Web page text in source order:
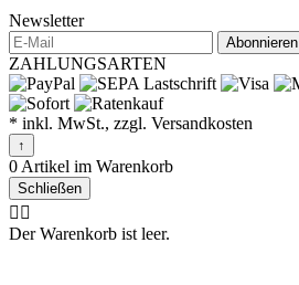
Newsletter
Abonnieren
ZAHLUNGSARTEN
* inkl. MwSt., zzgl. Versandkosten
↑
0 Artikel im Warenkorb
Schließen
🤷‍♂️
Der Warenkorb ist leer.